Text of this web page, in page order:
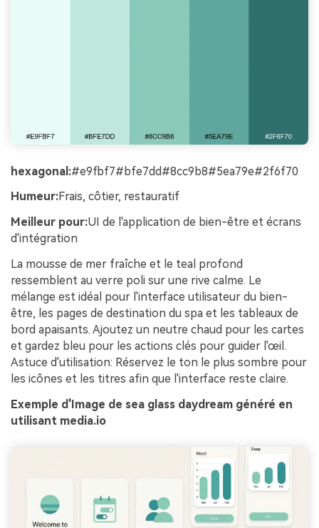
hexagonal:#e9fbf7#bfe7dd#8cc9b8#5ea79e#2f6f70
Humeur:Frais, côtier, restauratif
Meilleur pour:UI de l'application de bien-être et écrans
d'intégration
La mousse de mer fraîche et le teal profond
ressemblent au verre poli sur une rive calme. Le
mélange est idéal pour l'interface utilisateur du bien-
être, les pages de destination du spa et les tableaux de
bord apaisants. Ajoutez un neutre chaud pour les cartes
et gardez bleu pour les actions clés pour guider l'œil.
Astuce d'utilisation: Réservez le ton le plus sombre pour
les icônes et les titres afin que l'interface reste claire.
Exemple d'Image de sea glass daydream généré en
utilisant media.io